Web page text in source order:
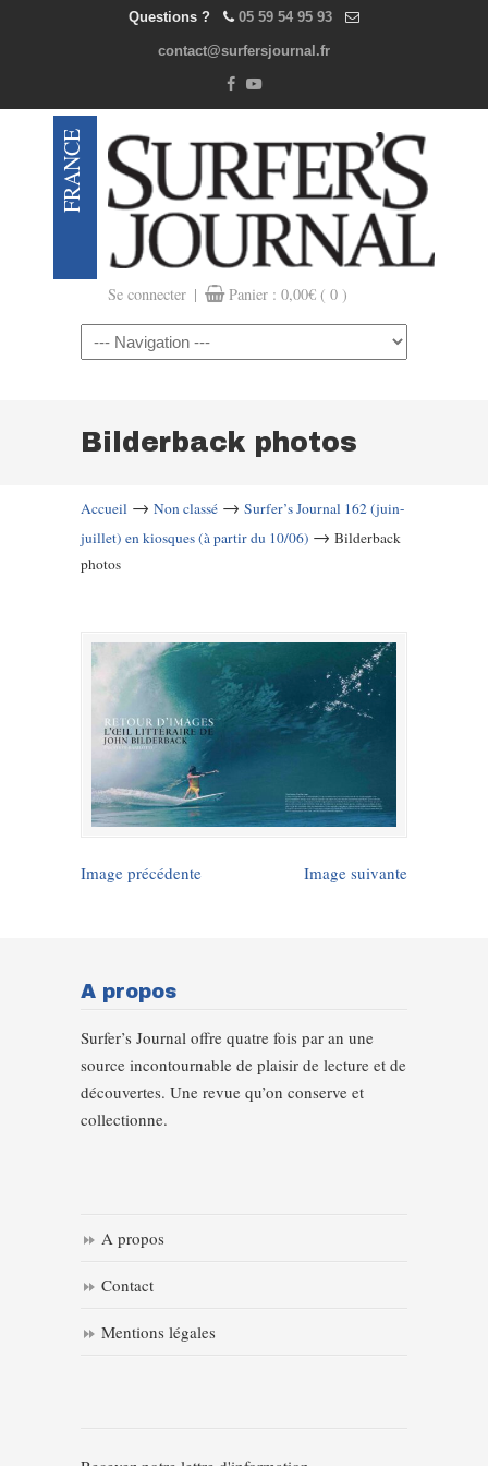
Questions ? 05 59 54 95 93
contact@surfersjournal.fr
Se connecter | Panier : 0,00€ ( 0 )
Navigation
Bilderback photos
Accueil → Non classé → Surfer’s Journal 162 (juin-
juillet) en kiosques (à partir du 10/06) → Bilderback
photos
Image précédente Image suivante
A propos
Surfer’s Journal offre quatre fois par an une
source incontournable de plaisir de lecture et de
découvertes. Une revue qu’on conserve et
collectionne.
A propos
Contact
Mentions légales